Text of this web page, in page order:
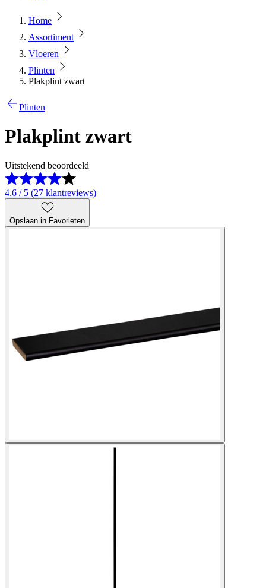
Home
Assortiment
Vloeren
Plinten
Plakplint zwart
Plinten
Plakplint zwart
Uitstekend beoordeeld
4.6 / 5 (27 klantreviews)
Opslaan in Favorieten